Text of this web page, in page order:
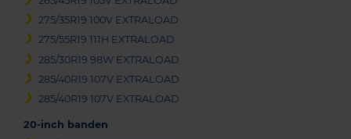
275/35R19 100V EXTRALOAD
275/55R19 111H EXTRALOAD
285/30R19 98W EXTRALOAD
285/40R19 107V EXTRALOAD
285/40R19 107V EXTRALOAD
20-inch banden